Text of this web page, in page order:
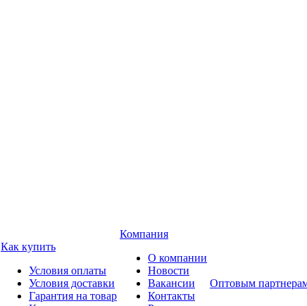
Как купить
Условия оплаты
Условия доставки
Гарантия на товар
Компания
О компании
Новости
Вакансии
Контакты
Оптовым